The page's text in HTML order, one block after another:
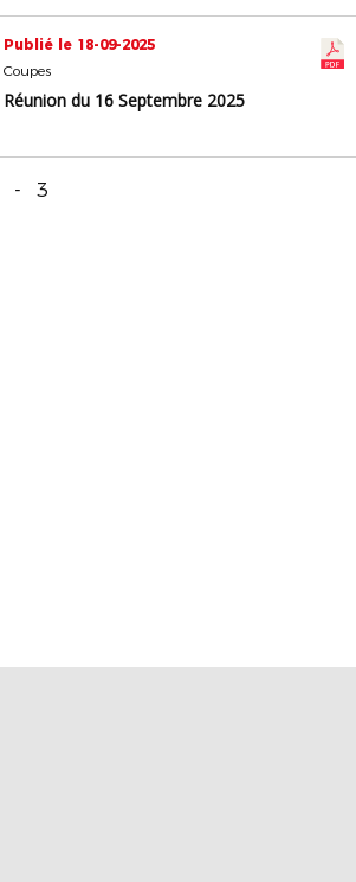
Publié le 18-09-2025
Coupes
Réunion du 16 Septembre 2025
- 3